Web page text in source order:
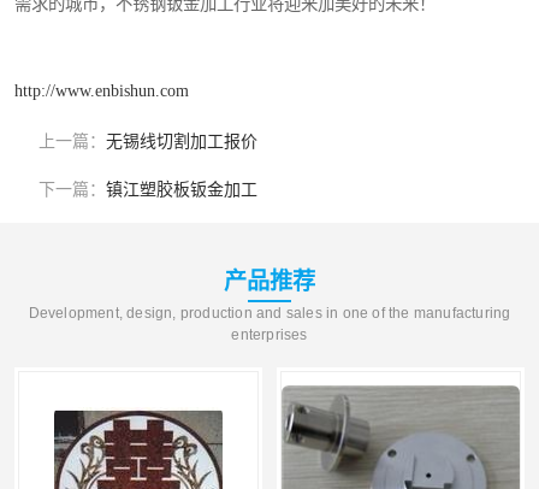
http://www.enbishun.com
上一篇： 无锡线切割加工报价
下一篇： 镇江塑胶板钣金加工
产品推荐
Development, design, production and sales in one of the manufacturing
enterprises